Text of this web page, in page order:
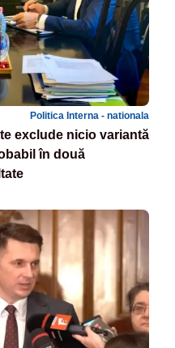
Politica Interna - nationala
exclude nicio variantă
în două